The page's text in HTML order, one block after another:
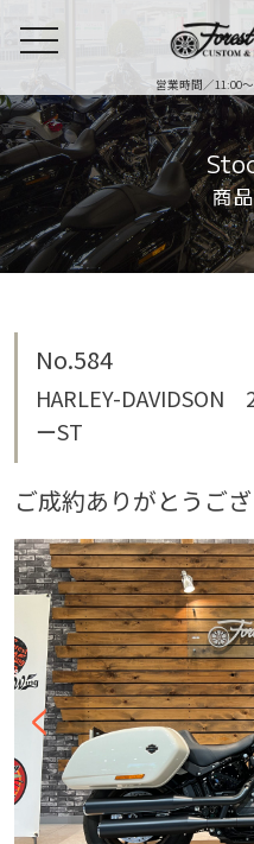
営業時間／11:00
toggle
navigation
商
No.584
HARLEY-DAVIDSON
ーST
ご成約ありがとうご